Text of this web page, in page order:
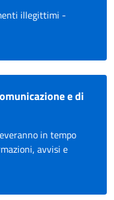
illegittimi -
e di
in tempo
avvisi e